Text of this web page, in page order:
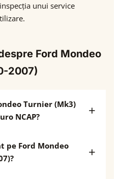
unui service
Ford Mondeo
2007)
Turnier (Mk3)
NCAP?
pe Ford Mondeo